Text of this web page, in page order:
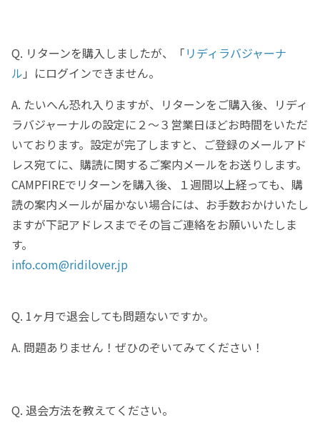
Q. リターンを購入しましたが、「リディラバジャーナ
ル 」にログインできません。
A. たいへん恐れ入りますが、リターンをご購入後、リディ
ラバジャーナルの設定に２～３営業日ほどお時間をいただ
いております。設定が完了しますと、ご登録のメールアド
レス宛てに、購読に関するご案内メールをお送りします。
CAMPFIREでリターンを購入後、１週間以上経っても、購
読の案内メールが届かない場合には、 お手数おかけいたし
ますが下記アドレスまでその旨ご連絡をお願いいたしま
す。
info.com@ridilover.jp
Q. 1ヶ月で退会しても問題ないですか。
A. 問題ありません！ぜひのぞいてみてください！
Q. 退会方法を教えてください。